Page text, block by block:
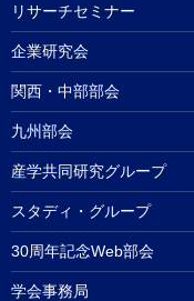
リサーチセミナー
企業研究会
関西・中部部会
九州部会
産学共同研究グループ
スタディ・グループ
30周年記念Web部会
学会事務局